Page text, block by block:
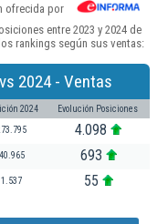
ofrecida por
entre 2023 y 2024 de
rankings según sus ventas:
2024 - Ventas
2024 Evolución Posiciones
4.098
40.965 693
1.537 55